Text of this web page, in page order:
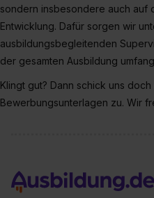
sondern insbesondere auch auf
Entwicklung. Dafür sorgen wir
ausbildungsbegleitenden
der gesamten Ausbildung
Klingt gut? Dann schick uns
Bewerbungsunterlagen zu. Wir